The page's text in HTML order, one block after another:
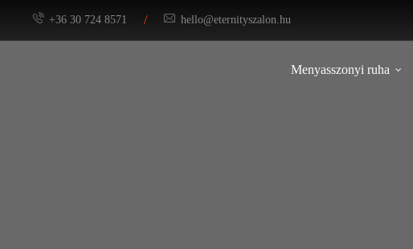
+36 30 724 8571 / hello@eternityszalon.hu
Menyasszonyi ruha